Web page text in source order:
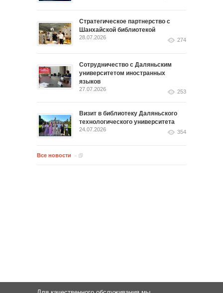
Стратегическое партнерство с
Шанхайской библиотекой
28.07.2026 274
Сотрудничество с Даляньским
университетом иностранных
языков
27.07.2026 253
Визит в библиотеку Даляньского
технологического университета
24.07.2026 354
Все новости